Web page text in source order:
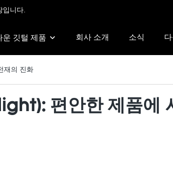
니다.
운 깃털 제품 회사 소개 소식
재의 진화
편안한 제품에